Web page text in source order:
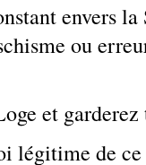
envers
ou
et
légitime de